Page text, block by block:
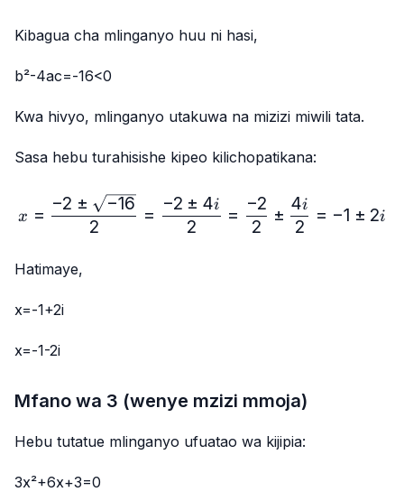
Kibagua cha mlinganyo huu ni hasi,
b²-4ac=-16<0
Kwa hivyo, mlinganyo utakuwa na mizizi miwili tata.
Sasa hebu turahisishe kipeo kilichopatikana:
x=\frac{-2±\sqrt{-
x =
2
−2 ± −16
=
2
−2 ± 4i =
2
−2
±
2
4i = −1 ± 2i
Hatimaye,
x=-1+2i
x=-1-2i
Mfano wa 3 (wenye mzizi mmoja)
Hebu tutatue mlinganyo ufuatao wa kijipia:
3x²+6x+3=0